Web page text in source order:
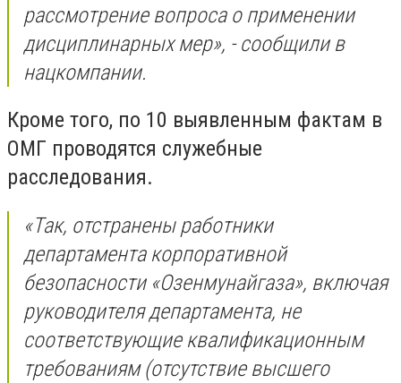
рассмотрение вопроса о применении
дисциплинарных мер», - сообщили в
нацкомпании.
Кроме того, по 10 выявленным фактам в
ОМГ проводятся служебные
расследования.
«Так, отстранены работники
департамента корпоративной
безопасности «Озенмунайгаза», включая
руководителя департамента, не
соответствующие квалификационным
требованиям (отсутствие высшего